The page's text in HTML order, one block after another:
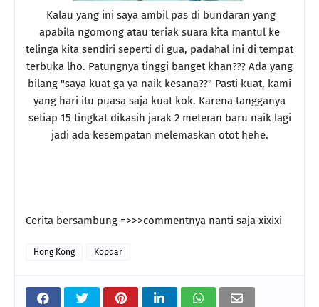
Kalau yang ini saya ambil pas di bundaran yang
apabila ngomong atau teriak suara kita mantul ke
telinga kita sendiri seperti di gua, padahal ini di tempat
terbuka lho. Patungnya tinggi banget khan??? Ada yang
bilang "saya kuat ga ya naik kesana??" Pasti kuat, kami
yang hari itu puasa saja kuat kok. Karena tangganya
setiap 15 tingkat dikasih jarak 2 meteran baru naik lagi
jadi ada kesempatan melemaskan otot hehe.
Cerita bersambung =>>>commentnya nanti saja xixixi
Hong Kong Kopdar